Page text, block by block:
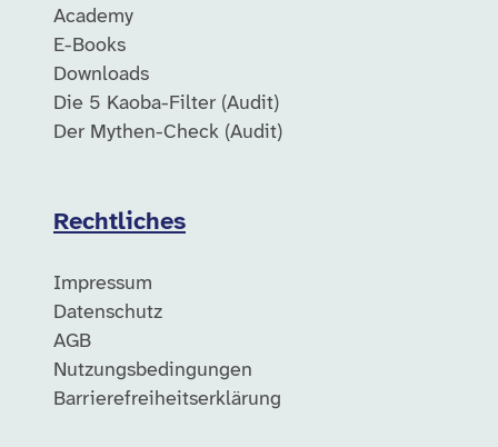
Academy
E-Books
Downloads
Die 5 Kaoba-Filter (Audit)
Der Mythen-Check (Audit)
Rechtliches
Impressum
Datenschutz
AGB
Nutzungsbedingungen
Barrierefreiheitserklärung